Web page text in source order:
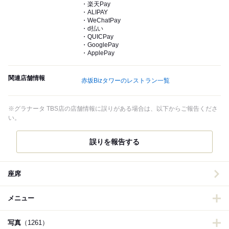
・楽天Pay
・ALIPAY
・WeChatPay
・d払い
・QUICPay
・GooglePay
・ApplePay
関連店舗情報 赤坂Bizタワーのレストラン一覧
※グラナータ TBS店の店舗情報に誤りがある場合は、以下からご報告くださ
い。
誤りを報告する
座席
メニュー
写真 （1261）